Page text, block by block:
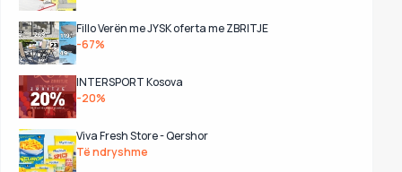
Fillo Verën me JYSK oferta me ZBRITJE
-67%
INTERSPORT Kosova
-20%
Viva Fresh Store - Qershor
Të ndryshme